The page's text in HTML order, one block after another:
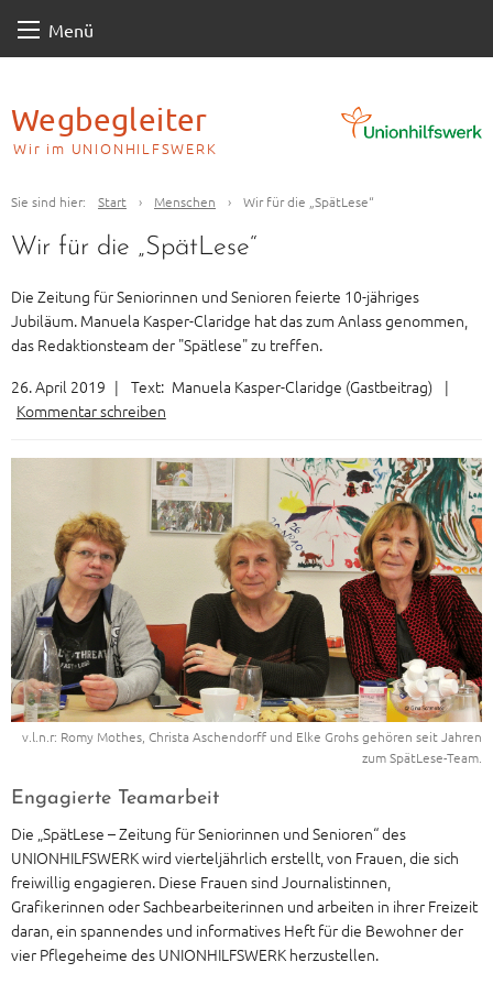
Menü
Wegbegleiter
Wir im UNIONHILFSWERK
Sie sind hier: Start › Menschen › Wir für die „SpätLese“
Wir für die „SpätLese“
Die Zeitung für Seniorinnen und Senioren feierte 10-jähriges
Jubiläum. Manuela Kasper-Claridge hat das zum Anlass genommen,
das Redaktionsteam der "Spätlese" zu treffen.
26. April 2019 | Text: Manuela Kasper-Claridge (Gastbeitrag) |
Kommentar schreiben
v.l.n.r: Romy Mothes, Christa Aschendorff und Elke Grohs gehören seit Jahren
zum SpätLese-Team.
Engagierte Teamarbeit
Die „SpätLese – Zeitung für Seniorinnen und Senioren“ des
UNIONHILFSWERK wird vierteljährlich erstellt, von Frauen, die sich
freiwillig engagieren. Diese Frauen sind Journalistinnen,
Grafikerinnen oder Sachbearbeiterinnen und arbeiten in ihrer Freizeit
daran, ein spannendes und informatives Heft für die Bewohner der
vier Pflegeheime des UNIONHILFSWERK herzustellen.